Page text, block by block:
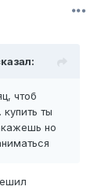
чтоб
ты
но